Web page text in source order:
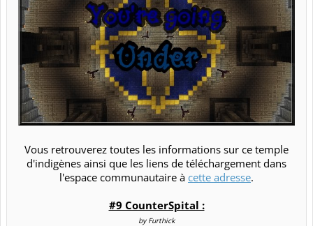
Vous retrouverez toutes les informations sur ce temple
d'indigènes ainsi que les liens de téléchargement dans
l'espace communautaire à cette adresse.​
#9 CounterSpital :
by Furthick